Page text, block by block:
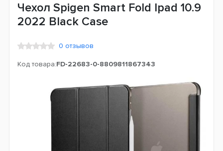
Чехол Spigen Smart Fold Ipad 10.9
2022 Black Case
0 отзывов
Код товара:FD-22683-0-8809811867343